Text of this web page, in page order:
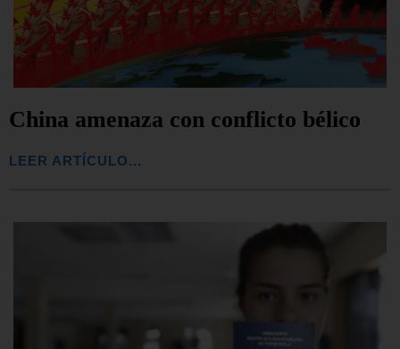
China amenaza con conflicto bélico
LEER ARTÍCULO...